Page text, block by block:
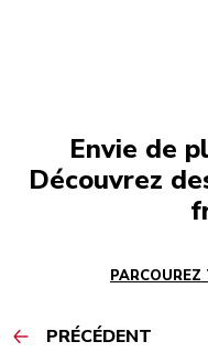
Envie de
Découvrez
PRÉCÉDENT